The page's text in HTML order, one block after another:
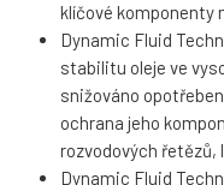
klíčové komponenty
Dynamic Fluid
stabilitu oleje ve
snižováno
ochrana jeho
rozvodových řetězů,
Dynamic Fluid